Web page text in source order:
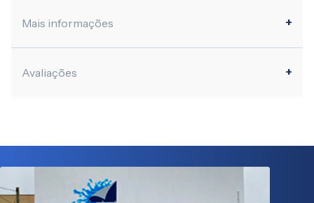
Mais informações
Avaliações